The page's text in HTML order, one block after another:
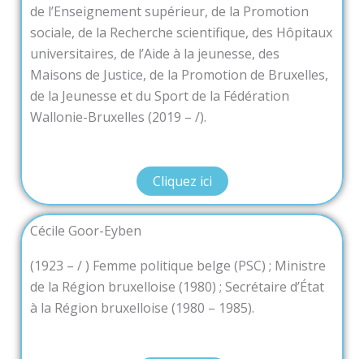
de l’Enseignement supérieur, de la Promotion
sociale, de la Recherche scientifique, des Hôpitaux
universitaires, de l’Aide à la jeunesse, des
Maisons de Justice, de la Promotion de Bruxelles,
de la Jeunesse et du Sport de la Fédération
Wallonie-Bruxelles (2019 – /).
Cliquez ici
Cécile Goor-Eyben
(1923 – / ) Femme politique belge (PSC) ; Ministre
de la Région bruxelloise (1980) ; Secrétaire d’État
à la Région bruxelloise (1980 – 1985).